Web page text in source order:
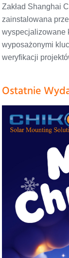
Zakład Shanghai
zainstalowana
wyspecjalizowane
wyposażonymi
weryfikacji
Ostatnie